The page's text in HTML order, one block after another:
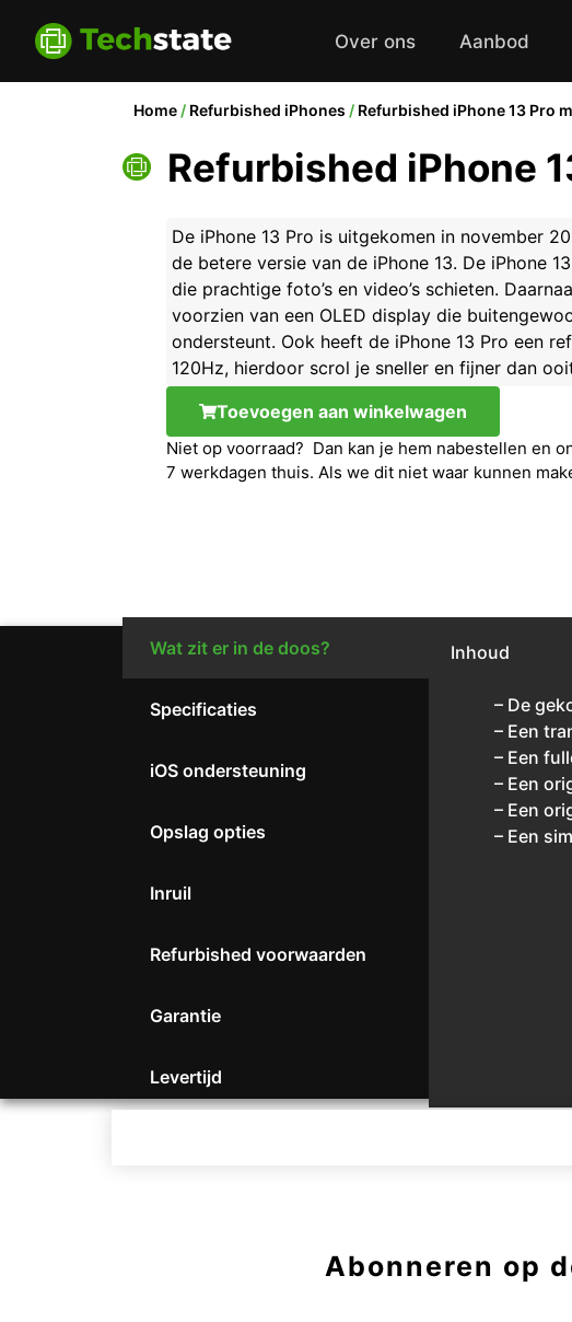
Over ons Aanbod
Home / Refurbished iPhones / Refurbished iPhone 13 Pro
Refurbished iPhone
De iPhone 13 Pro is uitgekomen in november
de betere versie van de iPhone 13. De iPhone
die prachtige foto’s en video’s schieten.
voorzien van een OLED display die
ondersteunt. Ook heeft de iPhone 13 Pro een
120Hz, hierdoor scrol je sneller en fijner dan
Toevoegen aan winkelwagen
Niet op voorraad? Dan kan je hem nabestellen en
7 werkdagen thuis. Als we dit niet waar kunnen
Wat zit er in de doos?
Specificaties
iOS ondersteuning
Opslag opties
Inruil
Refurbished voorwaarden
Garantie
Levertijd
Inhoud
– De
– Een
– Een
– Een
– Een
– Een
Abonneren op